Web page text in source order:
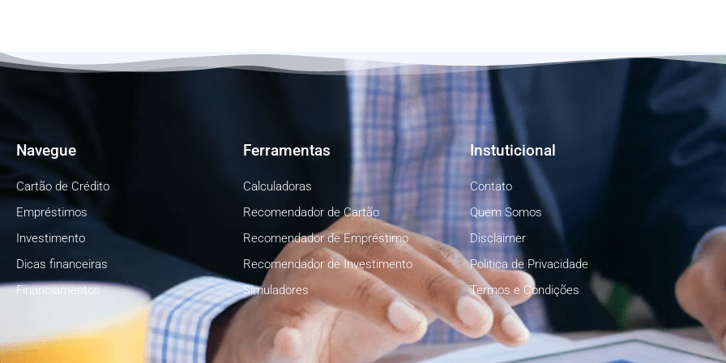
Navegue
Cartão de Crédito
Empréstimos
Investimento
Dicas financeiras
Financiamentos
Ferramentas
Calculadoras
Recomendador de Cartão
Recomendador de Empréstimo
Recomendador de Investimento
Simuladores
Instuticional
Contato
Quem Somos
Disclaimer
Politica de Privacidade
Termos e Condições